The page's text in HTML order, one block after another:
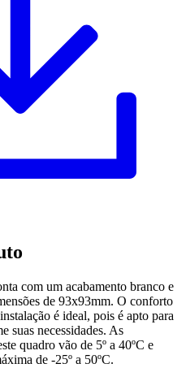
com um acabamento branco e
de 93x93mm. O conforto
é ideal, pois é apto para
suas necessidades. As
quadro vão de 5º a 40ºC e
de -25º a 50ºC.